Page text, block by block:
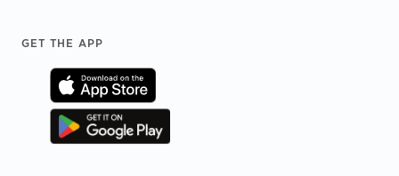
Footer
GET THE APP